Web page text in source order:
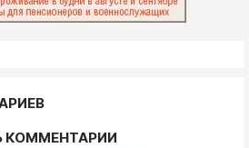
КОММЕНТАРИИ